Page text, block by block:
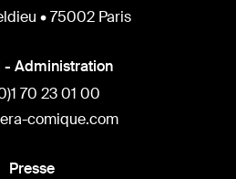
• 75002 Paris
- Administration
70 23 01 00
comique.com
Presse